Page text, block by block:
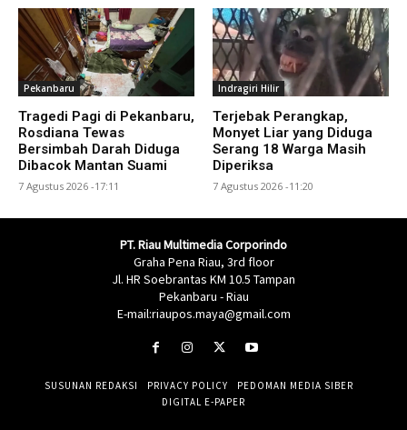
Pekanbaru
Tragedi Pagi di Pekanbaru,
Rosdiana Tewas
Bersimbah Darah Diduga
Dibacok Mantan Suami
7 Agustus 2026 -17:11
Indragiri Hilir
Terjebak Perangkap,
Monyet Liar yang Diduga
Serang 18 Warga Masih
Diperiksa
7 Agustus 2026 -11:20
PT. Riau Multimedia Corporindo
Graha Pena Riau, 3rd floor
Jl. HR Soebrantas KM 10.5 Tampan
Pekanbaru - Riau
E-mail:riaupos.maya@gmail.com
SUSUNAN REDAKSI PRIVACY POLICY
PEDOMAN MEDIA SIBER
DIGITAL E-PAPER